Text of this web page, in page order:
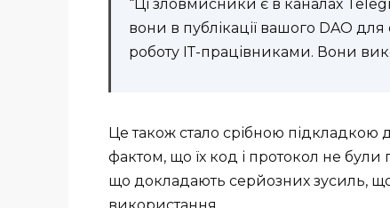
“Ці зловмисники є в каналах
вони в публікації вашого DAO
роботу ІТ-працівниками. Вони
Це також стало срібною
фактом, що їх код і протокол не
що докладають серйозних зусиль,